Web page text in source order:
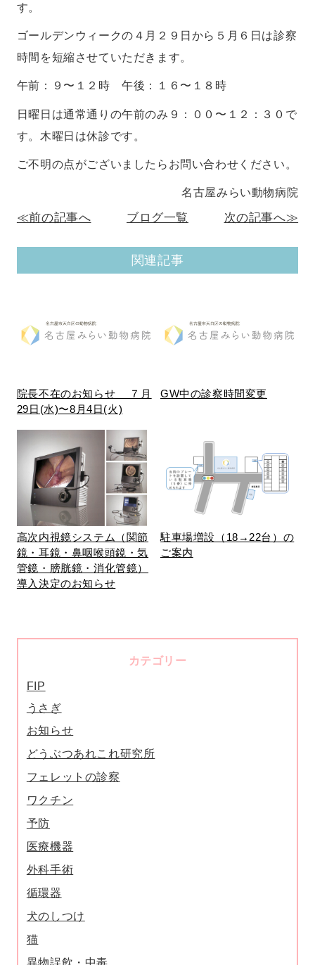
す。
ゴールデンウィークの４月２９日から５月６日は診察
時間を短縮させていただきます。
午前：９〜１２時 午後：１６〜１８時
日曜日は通常通りの午前のみ９：００〜１２：３０で
す。木曜日は休診です。
ご不明の点がございましたらお問い合わせください。
名古屋みらい動物病院
≪前の記事へ ブログ一覧 次の記事へ≫
関連記事
院長不在のお知らせ ７月
29日(水)〜8月4日(火)
GW中の診察時間変更
高次内視鏡システム（関節
鏡・耳鏡・鼻咽喉頭鏡・気
管鏡・膀胱鏡・消化管鏡）
導入決定のお知らせ
駐車場増設（18→22台）の
ご案内
カテゴリー
FIP
うさぎ
お知らせ
どうぶつあれこれ研究所
フェレットの診察
ワクチン
予防
医療機器
外科手術
循環器
犬のしつけ
猫
異物誤飲・中毒